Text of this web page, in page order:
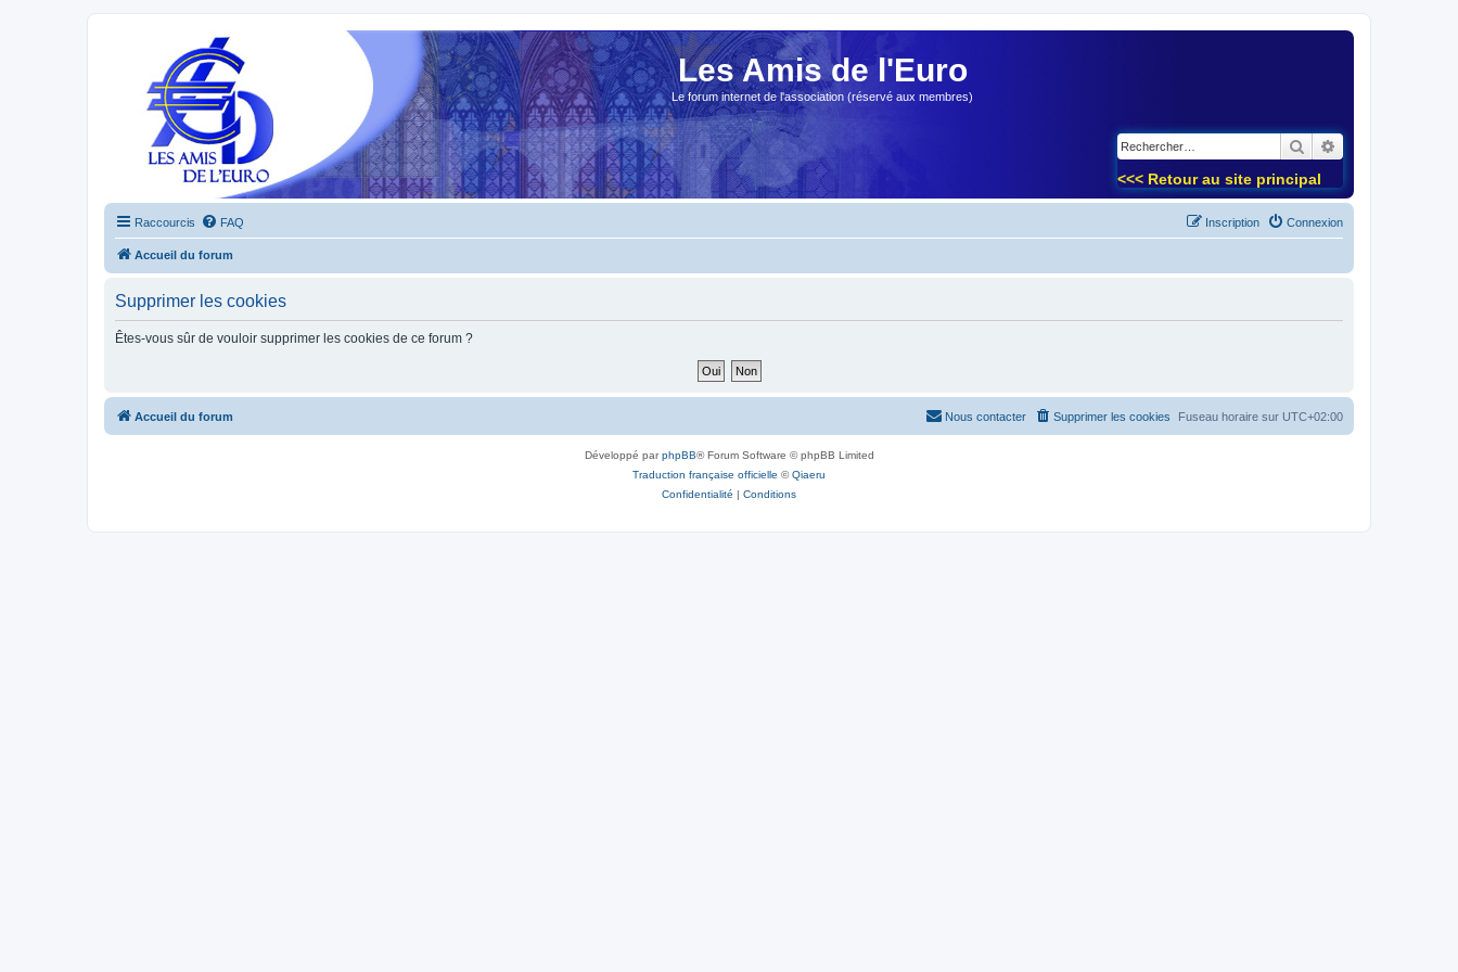
Les Amis de l'Euro
Le forum internet de l'association (réservé aux membres)
Rechercher
<<< Retour au site principal
Raccourcis FAQ Connexion
Inscription
Accueil du forum
Supprimer les cookies
Êtes-vous sûr de vouloir supprimer les cookies de ce forum ?
Accueil du forum Fuseau horaire sur UTC+02:00
Supprimer les cookies
Nous contacter
Développé parphpBB® Forum Software © phpBB Limited
Traduction française officielle ©Qiaeru
Confidentialité | Conditions